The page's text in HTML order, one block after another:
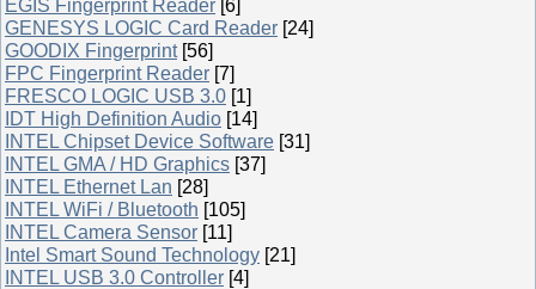
EGIS Fingerprint Reader [6]
GENESYS LOGIC Card Reader [24]
GOODIX Fingerprint [56]
FPC Fingerprint Reader [7]
FRESCO LOGIC USB 3.0 [1]
IDT High Definition Audio [14]
INTEL Chipset Device Software [31]
INTEL GMA / HD Graphics [37]
INTEL Ethernet Lan [28]
INTEL WiFi / Bluetooth [105]
INTEL Camera Sensor [11]
Intel Smart Sound Technology [21]
INTEL USB 3.0 Controller [4]